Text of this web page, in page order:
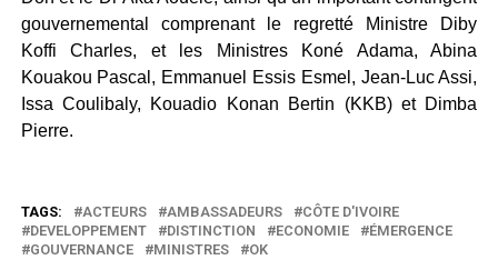
gouvernemental comprenant le regretté Ministre Diby
Koffi Charles, et les Ministres Koné Adama, Abina
Kouakou Pascal, Emmanuel Essis Esmel, Jean-Luc Assi,
Issa Coulibaly, Kouadio Konan Bertin (KKB) et Dimba
Pierre.
TAGS: ACTEURS AMBASSADEURS
CÔTE D'IVOIRE
DEVELOPPEMENT
DISTINCTION ECONOMIE
ÉMERGENCE
GOUVERNANCE
MINISTRES OK